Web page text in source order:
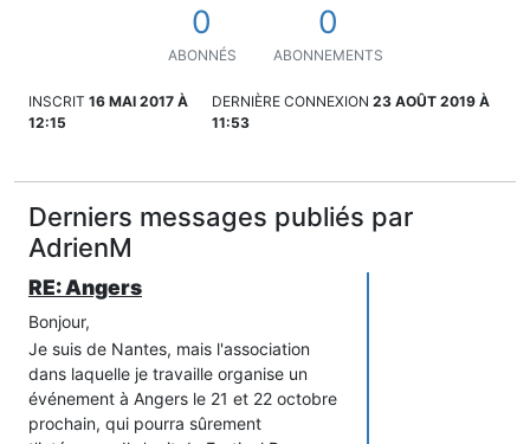
0
ABONNÉS
0
ABONNEMENTS
INSCRIT 16 MAI 2017 À
12:15
DERNIÈRE CONNEXION 23 AOÛT 2019 À
11:53
Derniers messages publiés par
AdrienM
RE: Angers
Bonjour,
Je suis de Nantes, mais l'association
dans laquelle je travaille organise un
événement à Angers le 21 et 22 octobre
prochain, qui pourra sûrement